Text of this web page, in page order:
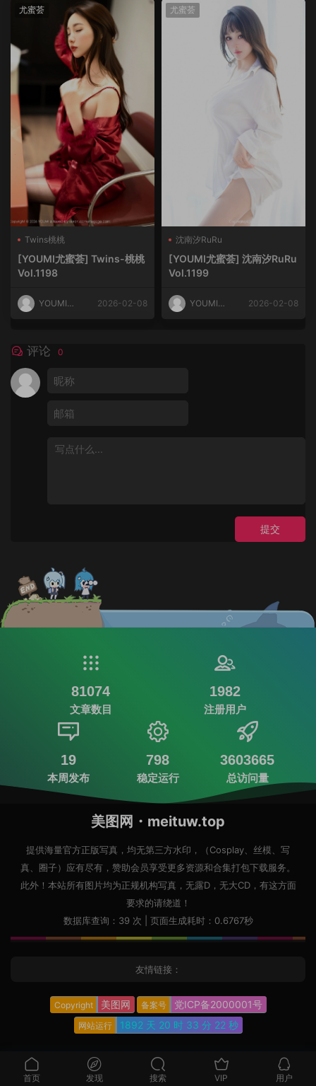
尤蜜荟
Twins桃桃
[YOUMI尤蜜荟] Twins-桃桃
Vol.1198
YOUMI尤
2026-02-08
尤蜜荟
沈南汐RuRu
[YOUMI尤蜜荟] 沈南汐RuRu
Vol.1199
YOUMI尤
2026-02-08
评论 0
提交
81074
文章数目
1982
注册用户
19
本周发布
798
稳定运行
3603665
总访问量
美图网・meituw.top
提供海量官方正版写真，均无第三方水印，（Cosplay、丝模、写
真、圈子）应有尽有，赞助会员享受更多资源和合集打包下载服务。
此外！本站所有图片均为正规机构写真，无露D，无大CD，有这方面
要求的请绕道！
数据库查询：39 次 | 页面生成耗时：0.6767秒
友情链接：
Copyright 美图网 备案号 党ICP备2000001号
网站运行 1892 天 20 时 33 分 23 秒
首页 发现 搜索 VIP 用户